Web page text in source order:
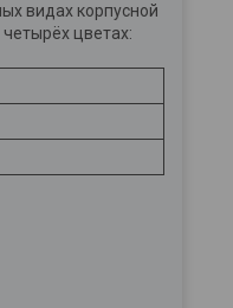
видах корпусной
цветах: